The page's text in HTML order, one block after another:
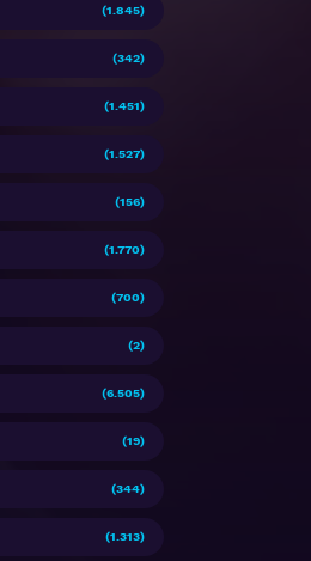
(1.845)
(342)
(1.451)
(1.527)
(156)
(1.770)
(700)
(2)
(6.505)
(19)
(344)
(1.313)